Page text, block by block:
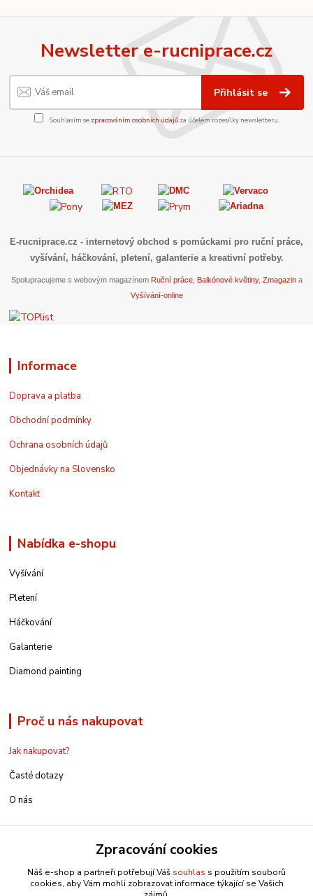
Newsletter e-rucniprace.cz
Přihlásit se
Souhlasím se zpracováním osobních údajůza účelem rozesílky newsletteru.
E-rucniprace.cz - internetový obchod s pomůckami pro ruční práce,
vyšívání, háčkování, pletení, galanterie a kreativní potřeby.
Spolupracujeme s webovým magazínem Ruční práce, Balkónové květiny, Zmagazina
Vyšívání-online
Informace
Doprava a platba
Obchodní podmínky
Ochrana osobních údajů
Objednávky na Slovensko
Kontakt
Nabídka e-shopu
Vyšívání
Pletení
Háčkování
Galanterie
Diamond painting
Proč u nás nakupovat
Jak nakupovat?
Časté dotazy
O nás
Zpracování cookies
Náš e-shop a partneři potřebují Váš souhlas s použitím souborů
cookies, aby Vám mohli zobrazovat informace týkající se Vašich